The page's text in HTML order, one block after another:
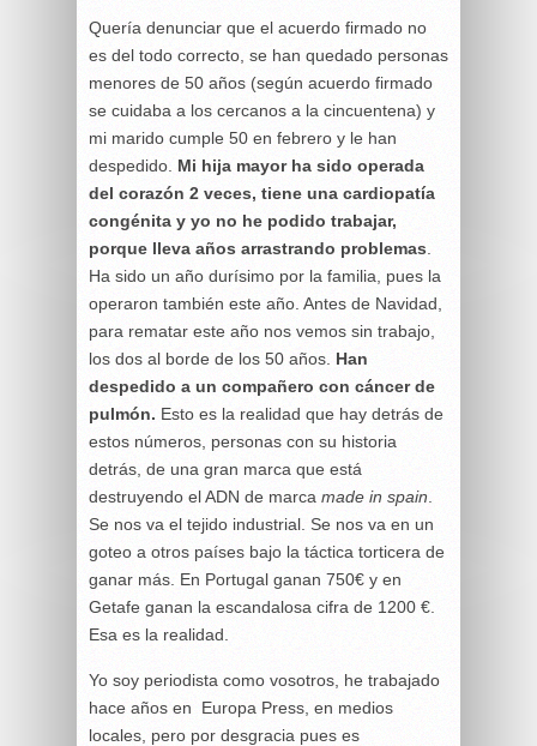
Quería denunciar que el acuerdo firmado no
es del todo correcto, se han quedado personas
menores de 50 años (según acuerdo firmado
se cuidaba a los cercanos a la cincuentena) y
mi marido cumple 50 en febrero y le han
despedido. Mi hija mayor ha sido operada
del corazón 2 veces, tiene una cardiopatía
congénita y yo no he podido trabajar,
porque lleva años arrastrando problemas
Ha sido un año durísimo por la familia, pues la
operaron también este año. Antes de Navidad,
para rematar este año nos vemos sin trabajo,
los dos al borde de los 50 años. Han
despedido a un compañero con cáncer de
pulmón. Esto es la realidad que hay detrás de
estos números, personas con su historia
detrás, de una gran marca que está
destruyendo el ADN de marca made in spain
Se nos va el tejido industrial. Se nos va en un
goteo a otros países bajo la táctica torticera de
ganar más. En Portugal ganan 750€ y en
Getafe ganan la escandalosa cifra de 1200 €.
Esa es la realidad.
Yo soy periodista como vosotros, he trabajado
hace años en Europa Press, en medios
locales, pero por desgracia pues es